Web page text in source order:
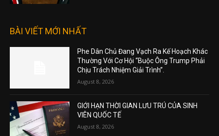
BÀI VIẾT MỚI NHẤT
Phe Dân Chủ Đang Vạch Ra Kế Hoạch Khác
Thường Với Cơ Hội “Buộc Ông Trump Phải
Chịu Trách Nhiệm Giải Trình”.
August 8, 2026
GIỚI HẠN THỜI GIAN LƯU TRÚ CỦA SINH
VIÊN QUỐC TẾ
August 8, 2026